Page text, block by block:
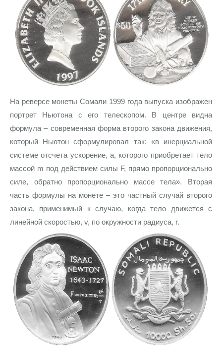
На реверсе монеты Сомали 1999 года выпуска изображен
портрет Ньютона с его телескопом. В центре видна
формула – современная форма второго закона движения,
который Ньютон сформулировал так: «в инерциальной
системе отсчета ускорение, а, которого приобретает тело
массой m под действием силы F, прямо пропорционально
силе, обратно пропорционально массе тела». Вторая
часть формулы на монете – это частный случай второго
закона, применимый к случаю, когда тело движется с
линейной скоростью, v, по окружности радиуса, r.